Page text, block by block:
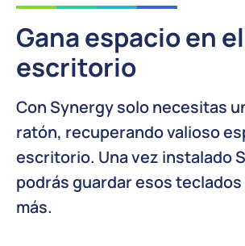
Gana espacio en el
escritorio
Con Synergy solo necesitas
ratón, recuperando valioso
escritorio. Una vez instalado
podrás guardar esos
más.